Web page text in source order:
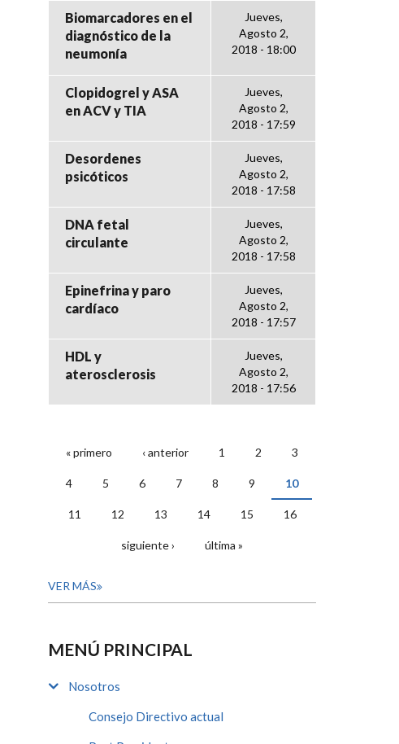
Biomarcadores en el
diagnóstico de la
neumonía
Jueves,
Agosto 2,
2018 - 18:00
Clopidogrel y ASA
en ACV y TIA
Jueves,
Agosto 2,
2018 - 17:59
Desordenes
psicóticos
Jueves,
Agosto 2,
2018 - 17:58
DNA fetal
circulante
Jueves,
Agosto 2,
2018 - 17:58
Epinefrina y paro
cardíaco
Jueves,
Agosto 2,
2018 - 17:57
HDL y
aterosclerosis
Jueves,
Agosto 2,
2018 - 17:56
PÁGINAS
« primero ‹ anterior 1 2 3
4 5 6 7 8 9 10
11 12 13 14 15 16
siguiente › última »
VER MÁS
MENÚ PRINCIPAL
Nosotros
Consejo Directivo actual